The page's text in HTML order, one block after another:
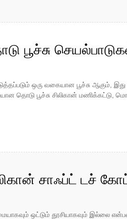
பூச்சு
ஒரு வகையான பூச்சு
பூச்சு சிலிகான் மணிக்கட்டு,
சாஃப்ட் டச்
ஒட்டும் தூசியாகவும் இல்லை